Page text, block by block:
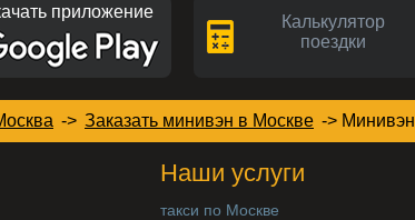
приложение
Калькулятор
поездки
-> Заказать минивэн в Москве -> Минивэн
Наши услуги
такси по Москве